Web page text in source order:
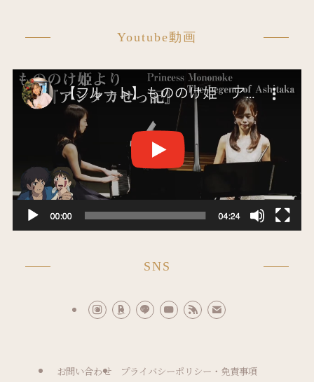
Youtube動画
SNS
お問い合わせ プライバシーポリシー・免責事項